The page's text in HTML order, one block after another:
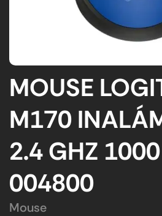
MOUSE
M170
2.4 GHZ
004800
Mouse